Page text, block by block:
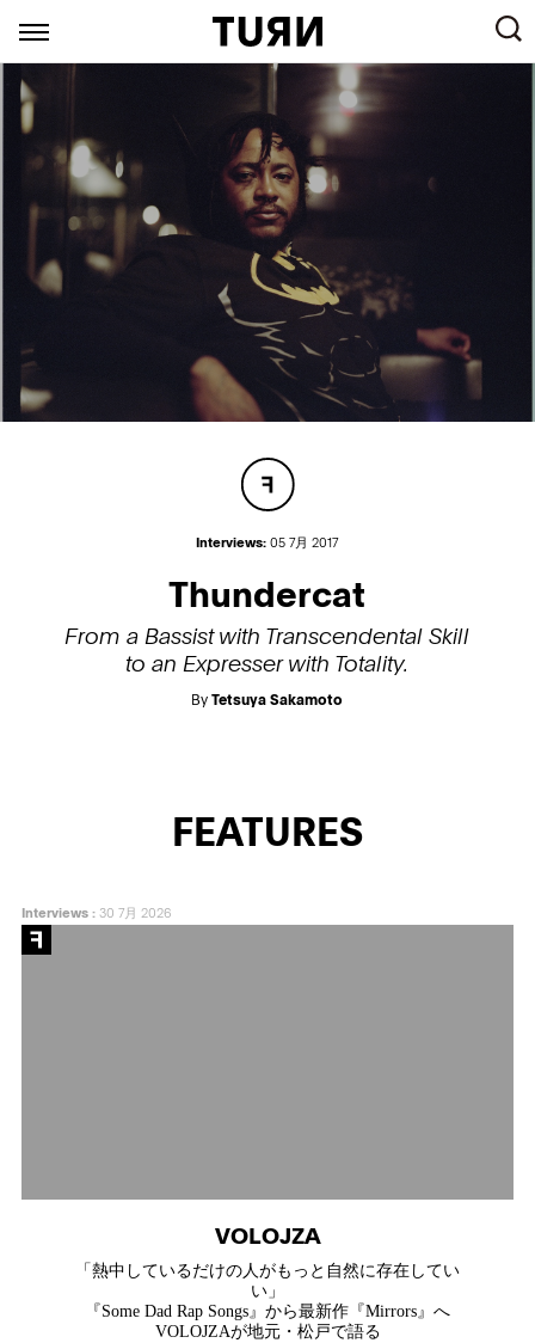
Interviews: 05 7月 2017
Thundercat
From a Bassist with Transcendental Skill
to an Expresser with Totality.
ByTetsuya Sakamoto
FEATURES
Interviews:30 7月 2026
VOLOJZA
「熱中しているだけの人がもっと自然に存在してい
い」
『Some Dad Rap Songs』から最新作『Mirrors』へ
VOLOJZAが地元・松戸で語る